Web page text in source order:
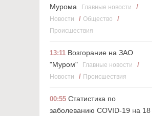
Мурома
Главные новости /
Новости / Общество /
Происшествия
13:11 Возгорание на ЗАО
"Муром"
Главные новости /
Новости / Происшествия
00:55 Статистика по
заболеванию COVID-19 на 18